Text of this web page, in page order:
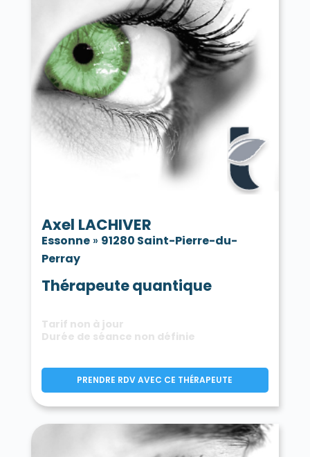
Axel LACHIVER
Essonne» 91280 Saint-Pierre-du-
Perray
Thérapeute quantique
Tarif non à jour
Durée de séance non définie
PRENDRE RDV AVEC CE THÉRAPEUTE